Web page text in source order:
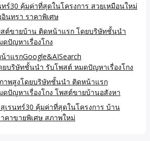
ร์30 คุ้มค่าที่สุดในโครงการ สวยเหมือนใหม่
นทรา ราคาพิเศษ
สต์ขายบ้าน ติดหน้าแรก โดยบริษัทชั้นนำ
ดปัญหาเรื่องโกง
แรกGoogle&AISearch
ยบริษัทชั้นนำ รับโพสต์ หมดปัญหาเรื่องโกง
าพสูงโดยบริษัทชั้นนำ ติดหน้าแรก
ดปัญหาเรื่องโกง โพสต์ขายบ้านอสังหา
เรนทร์30 คุ้มค่าที่สุดในโครงการ บ้าน
คาขายพิเศษ สภาพใหม่